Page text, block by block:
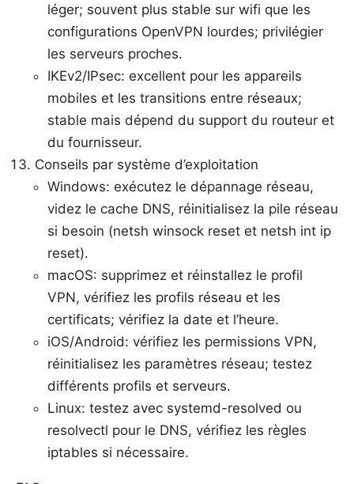
léger; souvent plus stable sur wifi que les
configurations OpenVPN lourdes; privilégier
les serveurs proches.
IKEv2/IPsec: excellent pour les appareils
mobiles et les transitions entre réseaux;
stable mais dépend du support du routeur et
du fournisseur.
Conseils par système d’exploitation
Windows: exécutez le dépannage réseau,
videz le cache DNS, réinitialisez la pile réseau
si besoin (netsh winsock reset et netsh int ip
reset).
macOS: supprimez et réinstallez le profil
VPN, vérifiez les profils réseau et les
certificats; vérifiez la date et l’heure.
iOS/Android: vérifiez les permissions VPN,
réinitialisez les paramètres réseau; testez
différents profils et serveurs.
Linux: testez avec systemd-resolved ou
resolvectl pour le DNS, vérifiez les règles
iptables si nécessaire.